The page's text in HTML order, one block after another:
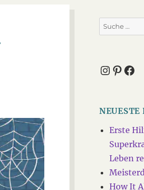
Suche
nach:
NEUESTE
Erste
Leben
How It